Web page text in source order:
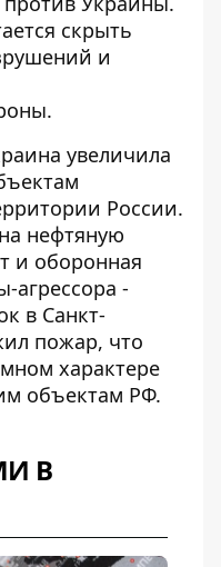
скрыть
и
увеличила
России.
нефтяную
и оборонная
агрессора -
в Санкт-
пожар, что
характере
объектам РФ.
В